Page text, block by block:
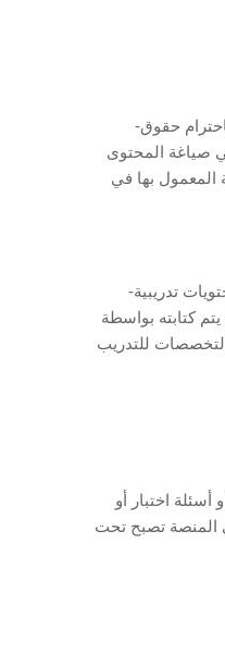
-نقوم بمهمة تحويل المحتوى العلمي المُعد من المدربين الى محتوى رقمي، ويتم الزام المدربين المشاركين في إعداد المحتوى باحترام حقوق
صياغة المحتوى
المعمول بها في
-يتعهد كذلك المدربين بالإشارة إلى المراجع العلمية والمصادر التي تم استخدمها في إعداد محتوى الدورة، وفي حال استخدام محتويات تدريبية
كتابته بواسطة
للتدريب
اختبار أو
المنصة تصبح تحت